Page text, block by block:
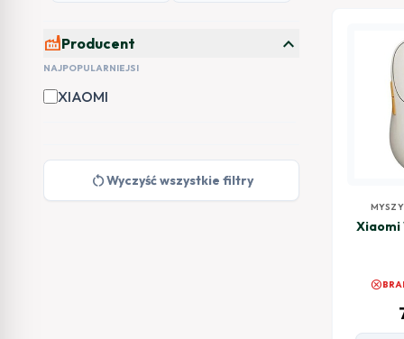
factoryProducent expand_more
NAJPOPULARNIEJSI
XIAOMI
restart_altWyczyść wszystkie filtry
Xiaomi
cancel